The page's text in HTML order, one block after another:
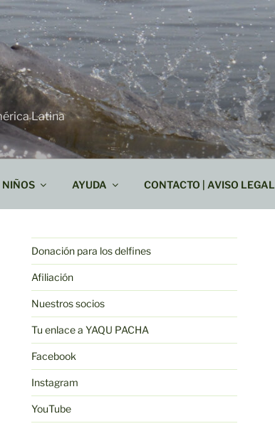
Latina
NIÑOS AYUDA CONTACTO | AVISO LEGAL
Donación para los delfines
Afiliación
Nuestros socios
Tu enlace a YAQU PACHA
Facebook
Instagram
YouTube